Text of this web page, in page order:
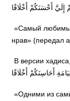
إِلَيَّ أَحْسَنَكُمْ أَخْلَاقًا
«Самый
нрав» (передал
В версии
أَحَاسِنَكُمْ أَخْلَاقًا
«Одними из